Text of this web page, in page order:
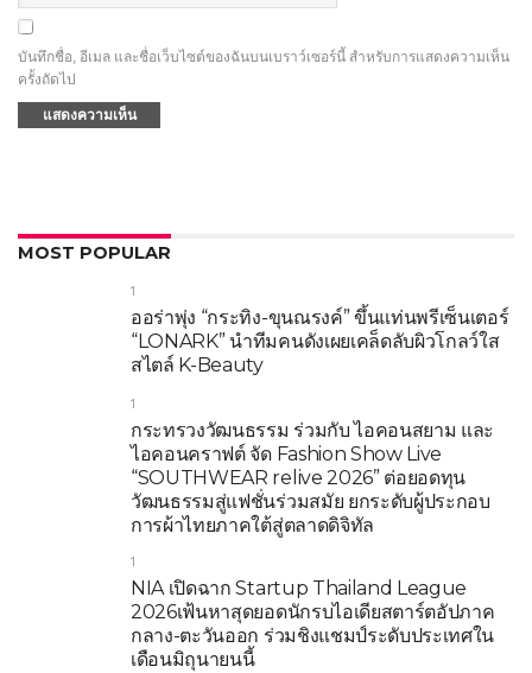
บันทึกชื่อ, อีเมล และชื่อเว็บไซต์ของฉันบนเบราว์เซอร์นี้ สำหรับการแสดงความเห็น
ครั้งถัดไป
MOST POPULAR
1
ออร่าพุ่ง “กระทิง-ขุนณรงค์” ขึ้นแท่นพรีเซ็นเตอร์
“LONARK” นำทีมคนดังเผยเคล็ดลับผิวโกลว์ใส
สไตล์ K-Beauty
1
กระทรวงวัฒนธรรม ร่วมกับ ไอคอนสยาม และ
ไอคอนคราฟต์ จัด Fashion Show Live
“SOUTHWEAR relive 2026” ต่อยอดทุน
วัฒนธรรมสู่แฟชั่นร่วมสมัย ยกระดับผู้ประกอบ
การผ้าไทยภาคใต้สู่ตลาดดิจิทัล
1
NIA เปิดฉาก Startup Thailand League
2026เฟ้นหาสุดยอดนักรบไอเดียสตาร์ตอัปภาค
กลาง-ตะวันออก ร่วมชิงแชมป์ระดับประเทศใน
เดือนมิถุนายนนี้